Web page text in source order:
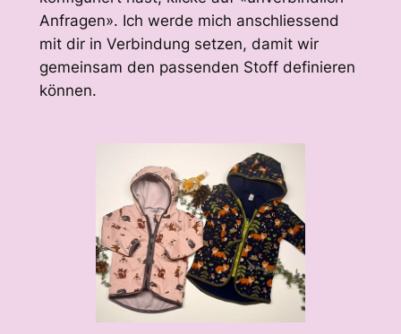
Anfragen». Ich werde mich anschliessend
mit dir in Verbindung setzen, damit wir
gemeinsam den passenden Stoff definieren
können.